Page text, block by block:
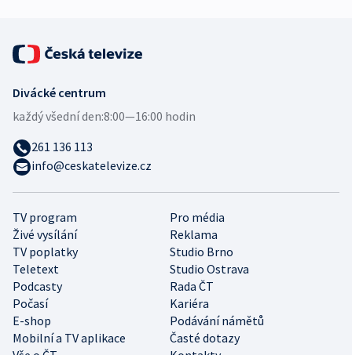
TV program
Pro média
Živé vysílání
Reklama
TV poplatky
Studio Brno
Teletext
Studio Ostrava
Podcasty
Rada ČT
Počasí
Kariéra
E-shop
Podávání námětů
Mobilní a TV aplikace
Časté dotazy
Divácké centrum
každý všední den:8:00—16:00 hodin
261 136 113
info@ceskatelevize.cz